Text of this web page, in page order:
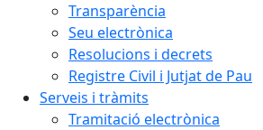
Transparència
Seu electrònica
Resolucions i decrets
Registre Civil i Jutjat de Pau
Serveis i tràmits
Tramitació electrònica